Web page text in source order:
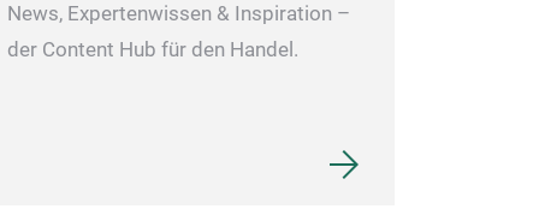
News, Expertenwissen & Inspiration –
der Content Hub für den Handel.